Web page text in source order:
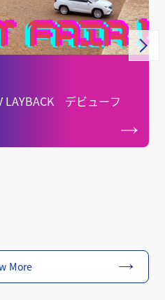
LAYBACK デビューフ
More